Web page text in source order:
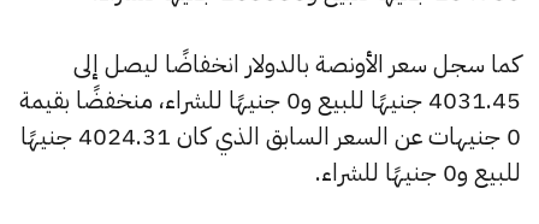
كما سجل سعر الأونصة بالدولار انخفاضًا ليصل إلى
4031.45 جنيهًا للبيع و0 جنيهًا للشراء، منخفضًا بقيمة
0 جنيهات عن السعر السابق الذي كان 4024.31 جنيهًا
للبيع و0 جنيهًا للشراء.